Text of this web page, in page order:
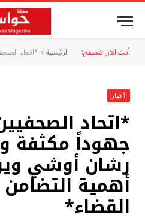
أنت الآن تتصفح: الرئيسية» *​اتحاد الصحفيين يبذل
أخبار
*​اتحاد
جهوداً مكثفة
رشان أوشي
أهمية التضامن
القضاء*